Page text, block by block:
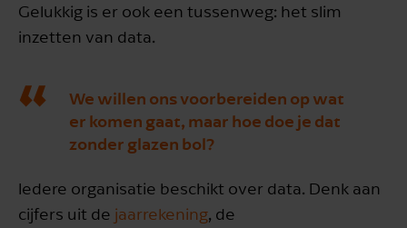
Gelukkig is er ook een tussenweg: het slim
inzetten van data.
We willen ons voorbereiden op wat
er komen gaat, maar hoe doe je dat
zonder glazen bol?
Iedere organisatie beschikt over data. Denk aan
cijfers uit de jaarrekening, de